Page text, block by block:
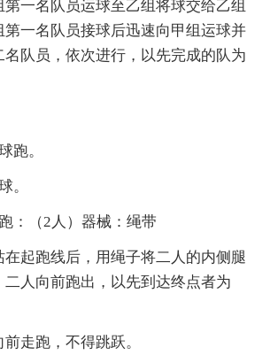
第一名队员运球至乙组将球交给乙组
第一名队员接球后迅速向甲组运球并
队员，依次进行，以先完成的队为
。
。
（2人）器械：绳带
起跑线后，用绳子将二人的内侧腿
人向前跑出，以先到达终点者为
跑，不得跳跃。